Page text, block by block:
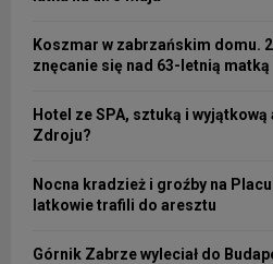
Koszmar w zabrzańskim domu.
znęcanie się nad 63-letnią matką
Hotel ze SPA, sztuką i
Zdroju?
Nocna kradzież i groźby na
latkowie trafili do aresztu
Górnik Zabrze wyleciał do